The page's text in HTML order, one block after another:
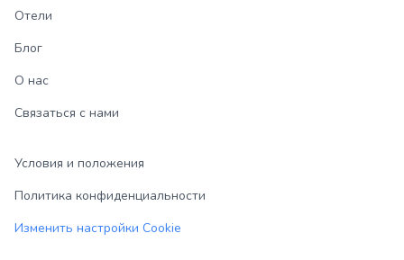
Отели
Блог
О нас
Связаться с нами
Условия и положения
Политика конфиденциальности
Изменить настройки Cookie